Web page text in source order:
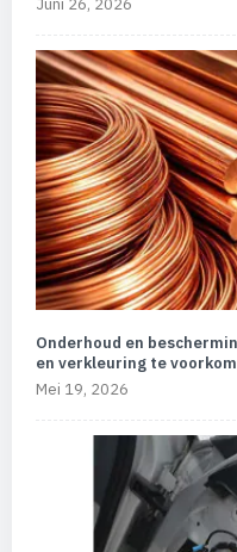
Onderhoud en
en verkleuring te
Mei 19, 2026